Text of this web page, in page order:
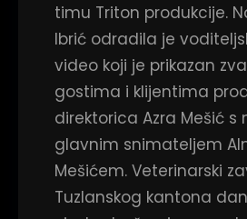
timu Triton produkcije.
Ibrić odradila je
video koji je prikazan
gostima i klijentima
direktorica Azra Mešić s
glavnim snimateljem
Mešićem. Veterinarski
Tuzlanskog kantona